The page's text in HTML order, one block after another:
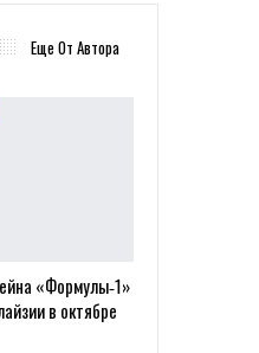
Еще От Автора
«Формулы‑1»
в октябре